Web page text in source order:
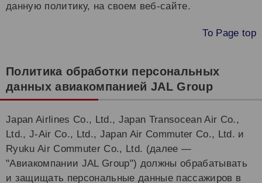
данную политику, на своем веб-сайте.
To Page top
Политика обработки персональных
данных авиакомпанией JAL Group
Japan Airlines Co., Ltd., Japan Transocean Air Co.,
Ltd., J-Air Co., Ltd., Japan Air Commuter Co., Ltd. и
Ryuku Air Commuter Co., Ltd. (далее —
"Авиакомпании JAL Group") должны обрабатывать
и защищать персональные данные пассажиров в